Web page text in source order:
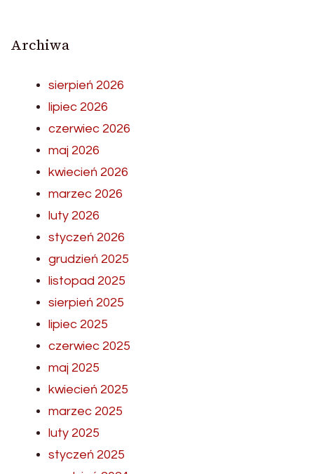
Archiwa
sierpień 2026
lipiec 2026
czerwiec 2026
maj 2026
kwiecień 2026
marzec 2026
luty 2026
styczeń 2026
grudzień 2025
listopad 2025
sierpień 2025
lipiec 2025
czerwiec 2025
maj 2025
kwiecień 2025
marzec 2025
luty 2025
styczeń 2025